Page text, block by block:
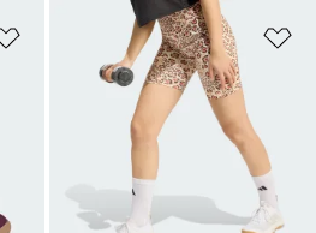
Zur Wunschliste hinzufügen